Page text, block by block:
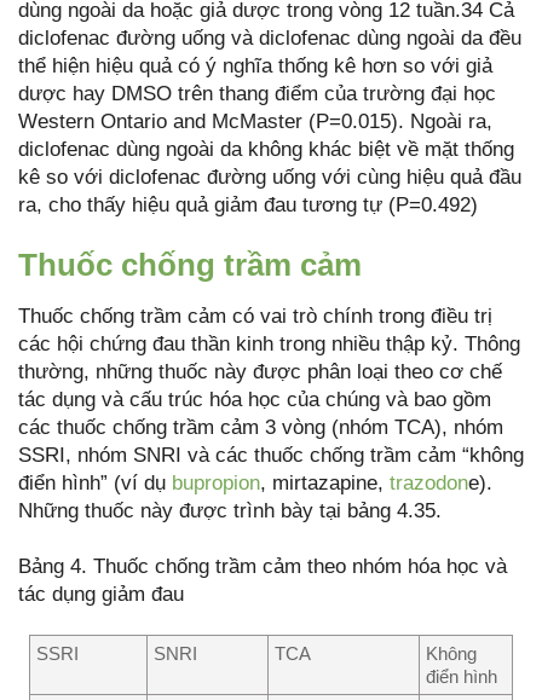
dùng ngoài da hoặc giả dược trong vòng 12 tuần.34 Cả
diclofenac đường uống và diclofenac dùng ngoài da đều
thể hiện hiệu quả có ý nghĩa thống kê hơn so với giả
dược hay DMSO trên thang điểm của trường đại học
Western Ontario and McMaster (P=0.015). Ngoài ra,
diclofenac dùng ngoài da không khác biệt về mặt thống
kê so với diclofenac đường uống với cùng hiệu quả đầu
ra, cho thấy hiệu quả giảm đau tương tự (P=0.492)
Thuốc chống trầm cảm
Thuốc chống trầm cảm có vai trò chính trong điều trị
các hội chứng đau thần kinh trong nhiều thập kỷ. Thông
thường, những thuốc này được phân loại theo cơ chế
tác dụng và cấu trúc hóa học của chúng và bao gồm
các thuốc chống trầm cảm 3 vòng (nhóm TCA), nhóm
SSRI, nhóm SNRI và các thuốc chống trầm cảm “không
điển hình” (ví dụ bupropion, mirtazapine, trazodone).
Những thuốc này được trình bày tại bảng 4.35.
Bảng 4. Thuốc chống trầm cảm theo nhóm hóa học và
tác dụng giảm đau
SSRI SNRI TCA
Không
điển hình